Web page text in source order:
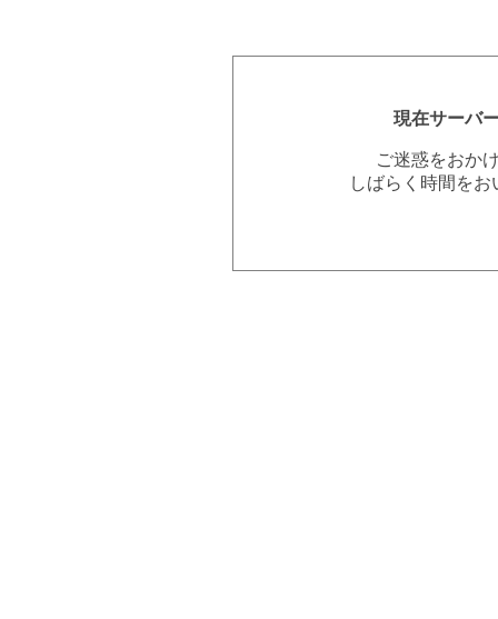
現在サーバ
ご迷惑をおか
しばらく時間を